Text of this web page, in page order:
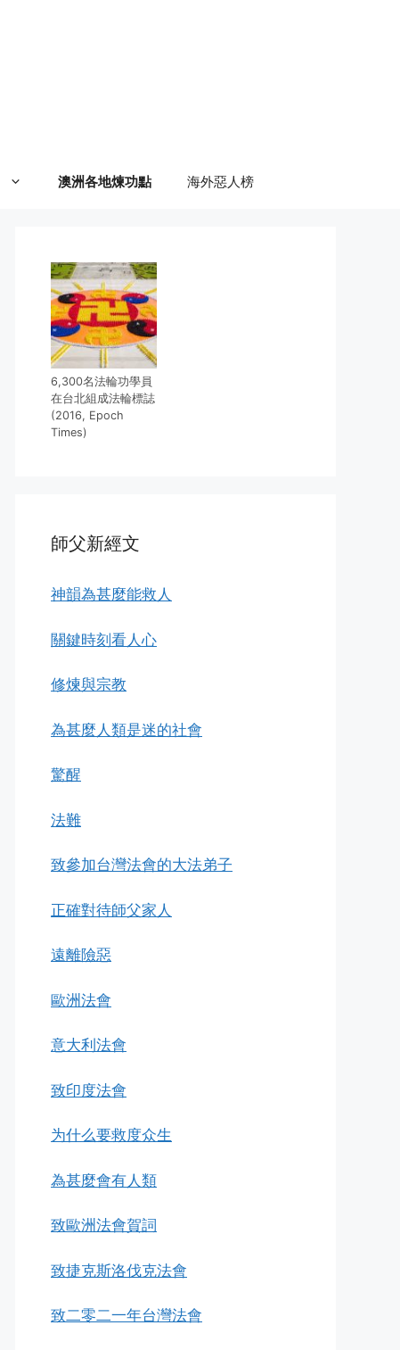
澳洲各地煉功點 海外惡人榜
6,300名法輪功學員
在台北組成法輪標誌
(2016, Epoch
Times)
師父新經文
神韻為甚麼能救人
關鍵時刻看人心
修煉與宗教
為甚麼人類是迷的社會
驚醒
法難
致參加台灣法會的大法弟子
正確對待師父家人
遠離險惡
歐洲法會
意大利法會
致印度法會
为什么要救度众生
為甚麼會有人類
致歐洲法會賀詞
致捷克斯洛伐克法會
致二零二一年台灣法會